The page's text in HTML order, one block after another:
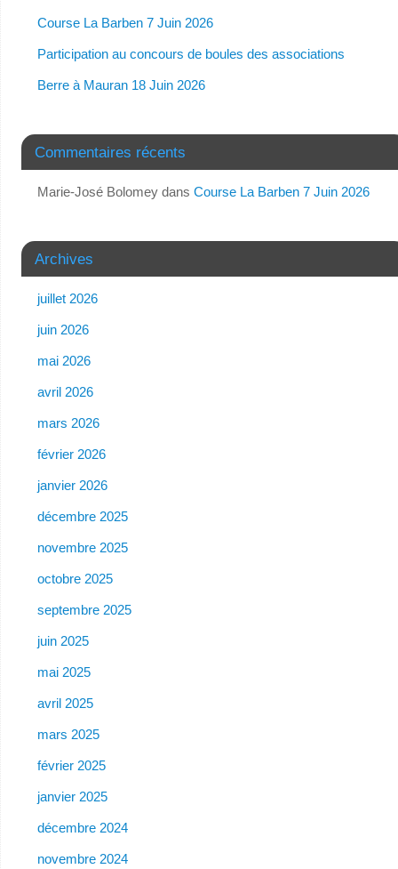
Course La Barben 7 Juin 2026
Participation au concours de boules des associations
Berre à Mauran 18 Juin 2026
Commentaires récents
Marie-José Bolomeydans Course La Barben 7 Juin 2026
Archives
juillet 2026
juin 2026
mai 2026
avril 2026
mars 2026
février 2026
janvier 2026
décembre 2025
novembre 2025
octobre 2025
septembre 2025
juin 2025
mai 2025
avril 2025
mars 2025
février 2025
janvier 2025
décembre 2024
novembre 2024